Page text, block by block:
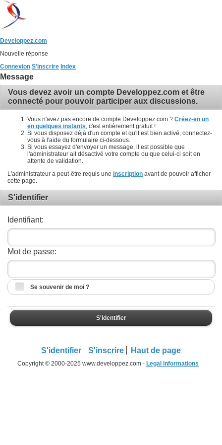
Developpez.com
Nouvelle réponse
Connexion S'inscrire Index
Message
Vous devez avoir un compte Developpez.com et être
connecté pour pouvoir participer aux discussions.
Vous n'avez pas encore de compte Developpez.com ? Créez-en un
en quelques instants , c'est entièrement gratuit !
Si vous disposez déjà d'un compte et qu'il est bien activé, connectez-
vous à l'aide du formulaire ci-dessous.
Si vous essayez d'envoyer un message, il est possible que
l'administrateur ait désactivé votre compte ou que celui-ci soit en
attente de validation.
L'administrateur a peut-être requis une inscription avant de pouvoir afficher
cette page.
S'identifier
Identifiant:
Mot de passe:
Se souvenir de moi ?
S'identifier
S'identifier S'inscrire Haut de page
Copyright © 2000-2025 www.developpez.com - Legal informations